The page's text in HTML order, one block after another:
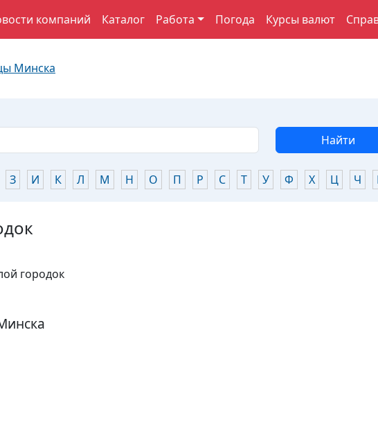
компаний Каталог Работа Погода Курсы валют
Минска
Найти
З И К Л М Н О П Р С Т У Ф Х Ц Ч
городок